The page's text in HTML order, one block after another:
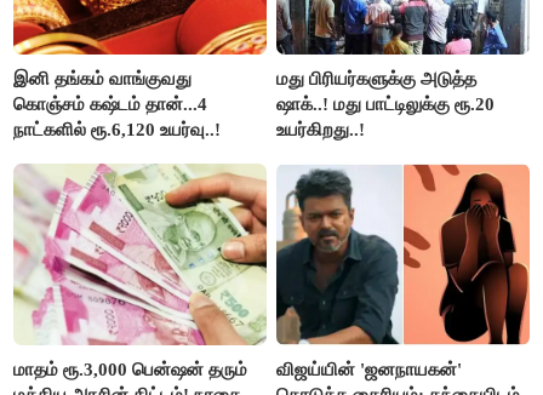
இனி தங்கம் வாங்குவது
கொஞ்சம் கஷ்டம் தான்...4
நாட்களில் ரூ.6,120 உயர்வு..!
மது பிரியர்களுக்கு அடுத்த
ஷாக்..! மது பாட்டிலுக்கு ரூ.20
உயர்கிறது..!
மாதம் ரூ.3,000 பென்ஷன் தரும்
விஜய்யின் 'ஜனநாயகன்'